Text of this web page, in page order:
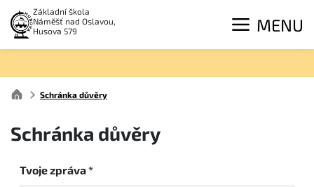
Základní škola
Náměšť nad Oslavou,
Husova 579
MENU
Schránka důvěry
Schránka důvěry
Tvoje zpráva *